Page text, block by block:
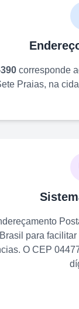
corresponde
Praias, na
para
O CEP